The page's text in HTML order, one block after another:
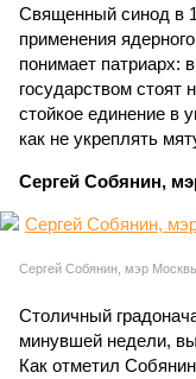
Священный синод в
применения
понимает патриарх:
государством стоят
стойкое единение в
как не укреплять
Сергей Собянин,
Сергей Собянин, мэр
Столичный
минувшей недели,
Как отметил